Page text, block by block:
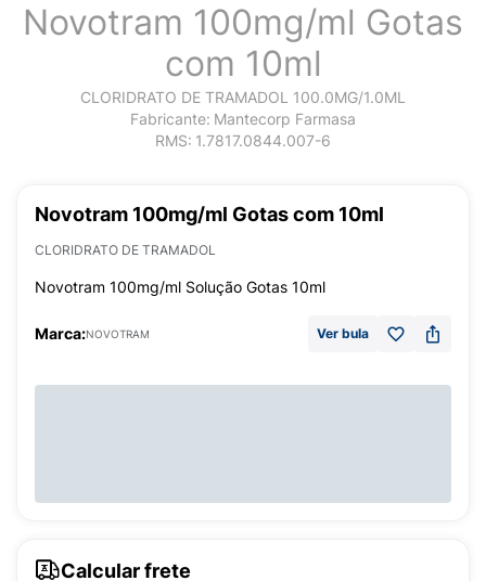
Novotram 100mg/ml Gotas
com 10ml
CLORIDRATO DE TRAMADOL 100.0MG/1.0ML
Fabricante: Mantecorp Farmasa
RMS: 1.7817.0844.007-6
Novotram 100mg/ml Gotas com 10ml
CLORIDRATO DE TRAMADOL
Novotram 100mg/ml Solução Gotas 10ml
Marca:NOVOTRAM Ver bula
Calcular frete